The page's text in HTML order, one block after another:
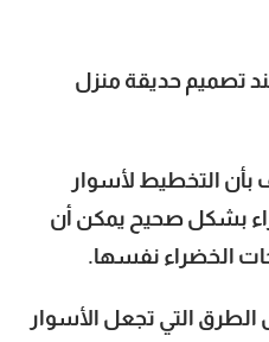
تصميم حديقة منزل
التخطيط لأسوار
بشكل صحيح يمكن أن
الخضراء نفسها.
التي تجعل الأسوار